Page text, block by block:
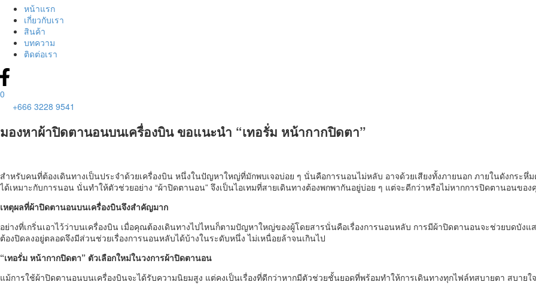
หน้าแรก
เกี่ยวกับเรา
สินค้า
บทความ
ติดต่อเรา
0
+666 3228 9541
มองหาผ้าปิดตานอนบนเครื่องบิน ขอแนะนำ “เทอรั่ม หน้ากากปิดตา”
สำหรับคนที่ต้องเดินทางเป็นประจำด้วยเครื่องบิน หนึ่งในปัญหาใหญ่ที่มักพบเจอบ่อย ๆ นั่นคือการนอนไม่หลับ อาจด้วยเสียงทั้งภายนอก ภายในดังกระหึ่
ได้เหมาะกับการนอน นั่นทำให้ตัวช่วยอย่าง “ผ้าปิดตานอน” จึงเป็นไอเทมที่สายเดินทางต้องพกพากันอยู่บ่อย ๆ แต่จะดีกว่าหรือไม่หากการปิดตานอนของ
เหตุผลที่ผ้าปิดตานอนบนเครื่องบินจึงสำคัญมาก
อย่างที่เกริ่นเอาไว้ว่าบนเครื่องบิน เมื่อคุณต้องเดินทางไปไหนก็ตามปัญหาใหญ่ของผู้โดยสารนั่นคือเรื่องการนอนหลับ การมีผ้าปิดตานอนจะช่วยบดบัง
ต้องปิดลงอยู่ตลอดจึงมีส่วนช่วยเรื่องการนอนหลับได้บ้างในระดับหนึ่ง ไม่เหนื่อยล้าจนเกินไป
“เทอรั่ม หน้ากากปิดตา” ตัวเลือกใหม่ในวงการผ้าปิดตานอน
แม้การใช้ผ้าปิดตานอนบนเครื่องบินจะได้รับความนิยมสูง แต่คงเป็นเรื่องที่ดีกว่าหากมีตัวช่วยชั้นยอดที่พร้อมทำให้การเดินทางทุกไฟล์ทสบายตา สบายใ